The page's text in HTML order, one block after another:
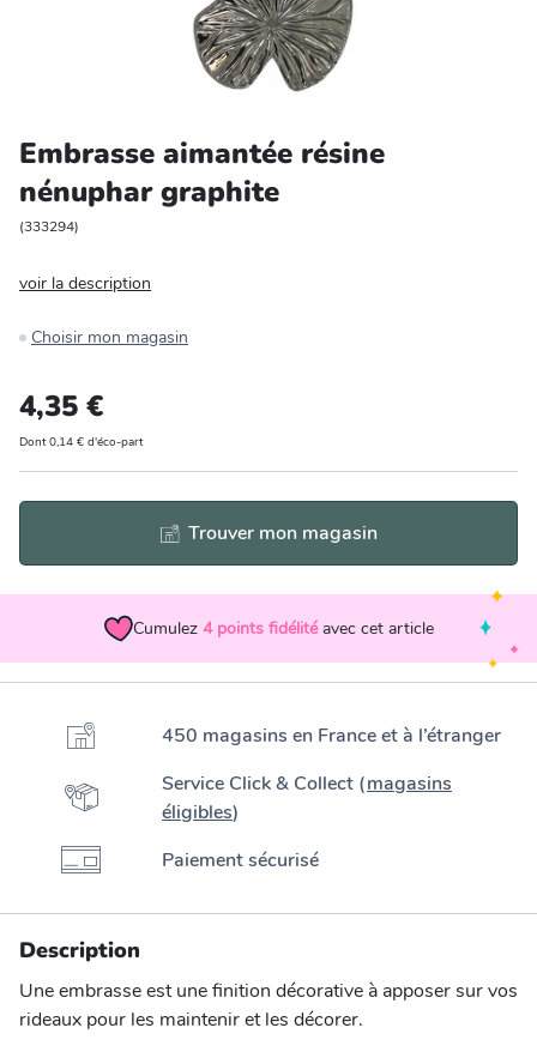
Bricolage et auto
Jardin et plein air
Embrasse aimantée résine
nénuphar graphite
(333294)
voir la description
Choisir mon magasin
4,35 €
Dont 0,14 € d'éco-part
Trouver mon magasin
Cumulez 4 points fidélité avec cet article
450 magasins en France et à l’étranger
Service Click & Collect (magasins
éligibles)
Paiement sécurisé
Description
Une embrasse est une finition décorative à apposer sur vos
rideaux pour les maintenir et les décorer.